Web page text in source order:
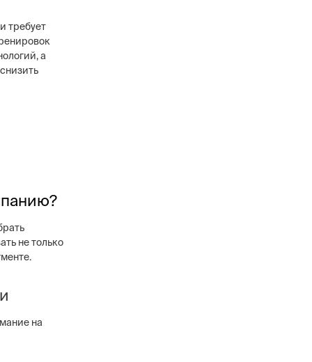
требует
а
не только
на